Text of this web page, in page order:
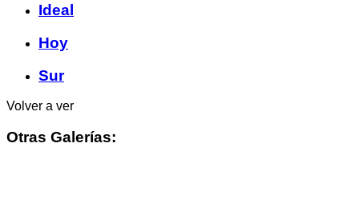
Ideal
Hoy
Sur
Volver a ver
Otras Galerías: